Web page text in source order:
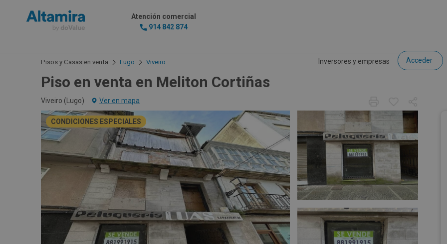
Atención comercial
914 842 874
Inversores y empresas Acceder
Pisos y Casas en venta Lugo Viveiro
Piso en venta en Meliton Cortiñas
Viveiro (Lugo) Ver en mapa
CONDICIONES ESPECIALES